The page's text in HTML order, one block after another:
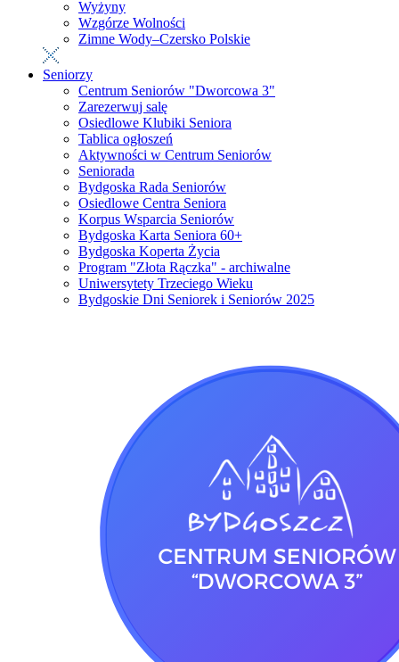
Wyżyny
Wzgórze Wolności
Zimne Wody–Czersko Polskie
Seniorzy
Centrum Seniorów "Dworcowa 3"
Zarezerwuj salę
Osiedlowe Klubiki Seniora
Tablica ogłoszeń
Aktywności w Centrum Seniorów
Seniorada
Bydgoska Rada Seniorów
Osiedlowe Centra Seniora
Korpus Wsparcia Seniorów
Bydgoska Karta Seniora 60+
Bydgoska Koperta Życia
Program "Złota Rączka" - archiwalne
Uniwersytety Trzeciego Wieku
Bydgoskie Dni Seniorek i Seniorów 2025